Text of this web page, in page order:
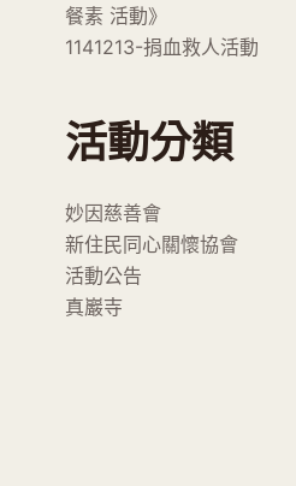
餐素 活動》
1141213-捐血救人活動
活動分類
妙因慈善會
新住民同心關懷協會
活動公告
真巖寺